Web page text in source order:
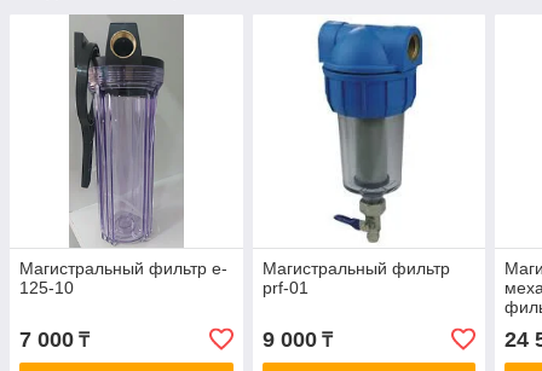
Магистральный фильтр e-
125-10
7 000 ₸
Магистральный фильтр
prf-01
9 000₸ 24